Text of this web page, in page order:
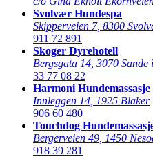
Svolvær Hundespa
Skipperveien 7, 8300
911 72 891
Skoger Dyrehotell
Bergsgata 14 3070 Sande
33 77 08 22
Harmoni
Innleggen 14 1925 Blaker
906 60 480
Touchdog
Bergerveien 49 1450
918 39 281